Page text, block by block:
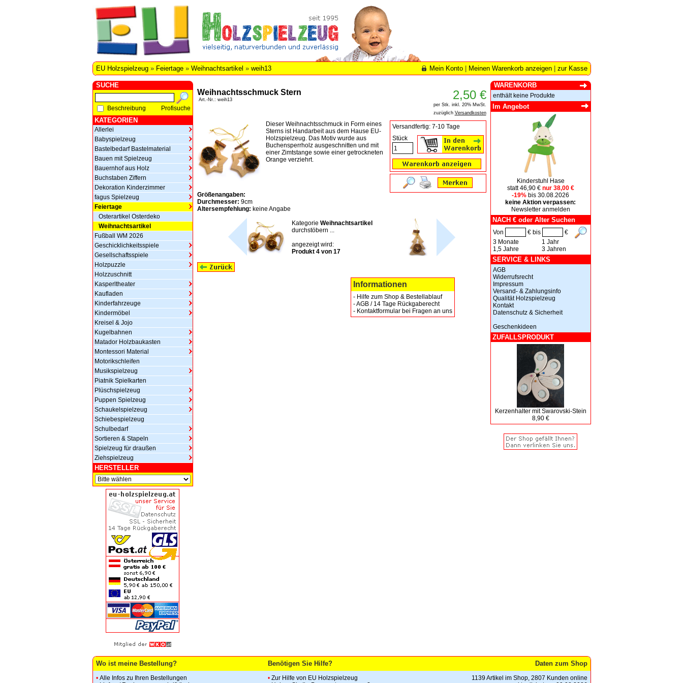
EU Holzspielzeug » Feiertage» Weihnachtsartikel » weih13 Mein Konto| Meinen Warenkorb anzeigen| zur Kasse
SUCHE
Beschreibung Profisuche
KATEGORIEN
Allerlei
Babyspielzeug
Bastelbedarf Bastelmaterial
Bauen mit Spielzeug
Bauernhof aus Holz
Buchstaben Ziffern
Dekoration Kinderzimmer
fagus Spielzeug
Feiertage
Osterartikel Osterdeko
Weihnachtsartikel
Fußball WM 2026
Geschicklichkeitsspiele
Gesellschaftsspiele
Holzpuzzle
Holzzuschnitt
Kasperltheater
Kaufladen
Kinderfahrzeuge
Kindermöbel
Kreisel & Jojo
Kugelbahnen
Matador Holzbaukasten
Montessori Material
Motorikschleifen
Musikspielzeug
Piatnik Spielkarten
Plüschspielzeug
Puppen Spielzeug
Schaukelspielzeug
Schiebespielzeug
Schulbedarf
Sortieren & Stapeln
Spielzeug für draußen
Ziehspielzeug
HERSTELLER
Weihnachtsschmuck Stern
Art.-Nr.: weih13 2,50 €
per Stk. inkl. 20% MwSt.
zuzüglich Versandkosten
Dieser Weihnachtsschmuck in Form eines
Sterns ist Handarbeit aus dem Hause EU-
Holzspielzeug. Das Motiv wurde aus
Buchensperrholz ausgeschnitten und mit
einer Zimtstange sowie einer getrockneten
Orange verziehrt.
Größenangaben:
Durchmesser: 9cm
Altersempfehlung: keine Angabe
Versandfertig: 7-10 Tage
Stück
Kategorie Weihnachtsartikel
durchstöbern ...
angezeigt wird:
Produkt 4 von 17
Informationen
- Hilfe zum Shop & Bestellablauf
-AGB / 14 Tage Rückgaberecht
- Kontaktformular bei Fragen an uns
WARENKORB
enthält keine Produkte
Im Angebot
Kinderstuhl Hase
statt 46,90 €nur 38,00 €
-19% bis 30.08.2026
keine Aktion verpassen:
Newsletter anmelden
NACH € oder Alter Suchen
Von € bis
€
3 Monate
1,5 Jahre
1 Jahr
3 Jahren
SERVICE & LINKS
AGB
Widerrufsrecht
Impressum
Versand- & Zahlungsinfo
Qualität Holzspielzeug
Kontakt
Datenschutz & Sicherheit
Geschenkideen
ZUFALLSPRODUKT
Kerzenhalter mit Swarovski-Stein
8,90 €
Wo ist meine Bestellung? Benötigen Sie Hilfe? Daten zum Shop
• Alle Infos zu Ihren Bestellungen
• Zur Hilfe von EU Holzspielzeug
1139 Artikel im Shop, 2807 Kunden online